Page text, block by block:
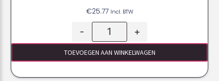
€25.77 Incl. BTW
- +
TOEVOEGEN AAN WINKELWAGEN